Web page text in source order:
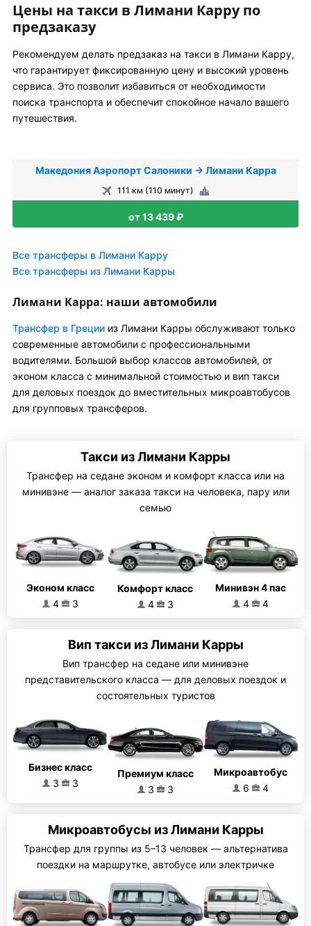
Цены на такси в Лимани Карру по
предзаказу
Рекомендуем делать предзаказ на такси в Лимани Карру,
что гарантирует фиксированную цену и высокий уровень
сервиса. Это позволит избавиться от необходимости
поиска транспорта и обеспечит спокойное начало вашего
путешествия.
Македония Аэропорт Салоники → Лимани Карра
111 км (110 минут)
от 13 439 ₽
Все трансферы в Лимани Карру
Все трансферы из Лимани Карры
Лимани Карра: наши автомобили
Трансфер в Греции из Лимани Карры обслуживают только
современные автомобили с профессиональными
водителями. Большой выбор классов автомобилей, от
эконом класса с минимальной стоимостью и вип такси
для деловых поездок до вместительных микроавтобусов
для групповых трансферов.
Такси из Лимани Карры
Трансфер на седане эконом и комфорт класса или на
минивэне — аналог заказа такси на человека, пару или
семью
Эконом класс
4
3
Комфорт класс
4
3
Минивэн 4 пас
4
4
Вип такси из Лимани Карры
Вип трансфер на седане или минивэне
представительского класса — для деловых поездок и
состоятельных туристов
Бизнес класс
3
3
Премиум класс
3
3
Микроавтобус
6
4
Микроавтобусы из Лимани Карры
Трансфер для группы из 5–13 человек — альтернатива
поездки на маршрутке, автобусе или электричке